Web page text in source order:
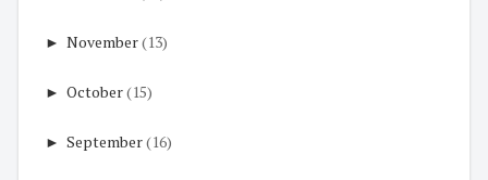
► November(13)
► October(15)
► September(16)